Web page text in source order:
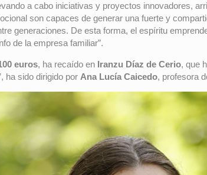
a cabo iniciativas y proyectos innovadores,
son capaces de generar una fuerte y
generaciones. De esta forma, el espíritu
de la empresa familiar”.
euros, ha recaído en Iranzu Díaz de Cerio, que
ha sido dirigido por Ana Lucía Caicedo, profesora